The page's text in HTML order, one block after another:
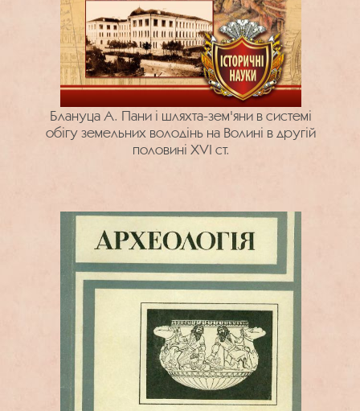
Блануца А. Пани і шляхта-зем'яни в системі
обігу земельних володінь на Волині в другій
половині ХVІ ст.